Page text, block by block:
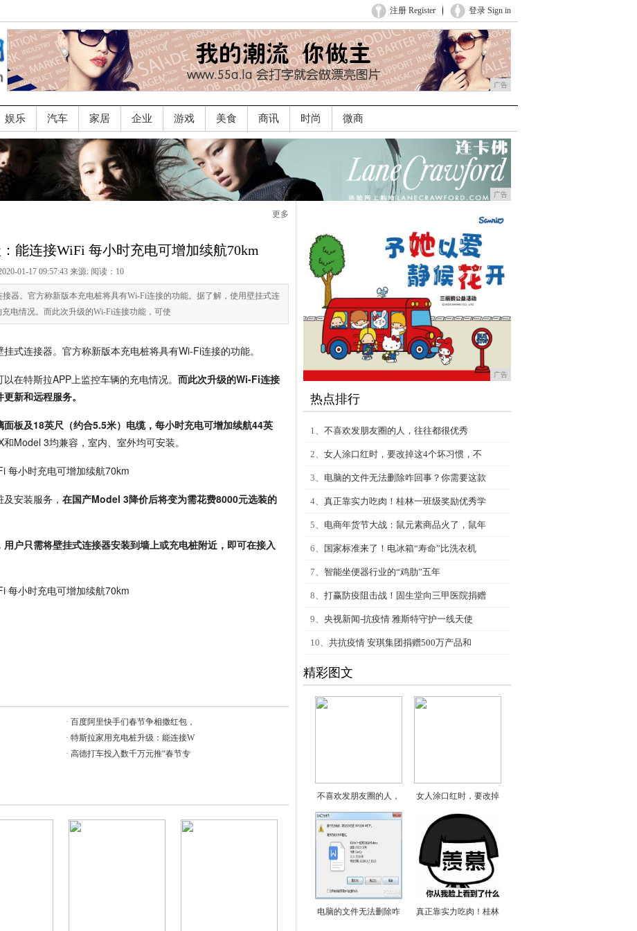
登录 Sign in
注册 Register
广告
娱乐 汽车 家居 企业 游戏 美食 商讯 时尚 微商
广告
更多
能连接WiFi 每小时充电可增加续航70km
01-17 09:57:43 来源: 阅读：10
器。官方称新版本充电桩将具有Wi-Fi连接的功能。据了解，使用壁挂式连
电情况。而此次升级的Wi-Fi连接功能，可使
式连接器。官方称新版本充电桩将具有Wi-Fi连接的功能。
在特斯拉APP上监控车辆的充电情况。 而此次升级的Wi-Fi连接
新和远程服务。
板及18英尺（约合5.5米）电缆，每小时充电可增加续航44英
Model 3均兼容，室内、室外均可安装。
安装服务， 在国产Model 3降价后将变为需花费8000元选装的
户只需将壁挂式连接器安装到墙上或充电桩附近，即可在接入
· 百度阿里快手们春节争相撒红包，
· 特斯拉家用充电桩升级：能连接W
· 高德打车投入数千万元推“春节专
广告
热点排行
1、 不喜欢发朋友圈的人，往往都很优秀
2、 女人涂口红时，要改掉这4个坏习惯，不
3、 电脑的文件无法删除咋回事？你需要这款
4、 真正靠实力吃肉！桂林一班级奖励优秀学
5、 电商年货节大战：鼠元素商品火了，鼠年
6、 国家标准来了！电冰箱“寿命”比洗衣机
7、 智能坐便器行业的“鸡肋”五年
8、 打赢防疫阻击战！固生堂向三甲医院捐赠
9、 央视新闻-抗疫情 雅斯特守护一线天使
10、 共抗疫情 安琪集团捐赠500万产品和
精彩图文
不喜欢发朋友圈的人， 女人涂口红时，要改掉
电脑的文件无法删除咋 真正靠实力吃肉！桂林